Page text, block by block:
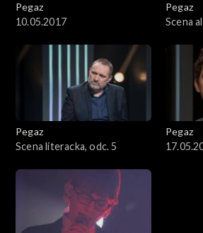
Pegaz
10.05.2017
Pegaz
Scena
Pegaz
Scena literacka, odc. 5
Pegaz